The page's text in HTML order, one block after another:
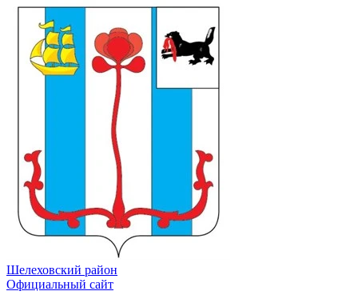
Шелеховский район
Официальный сайт